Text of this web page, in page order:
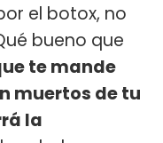
el botox, no
bueno que
te mande
muertos de tu
la